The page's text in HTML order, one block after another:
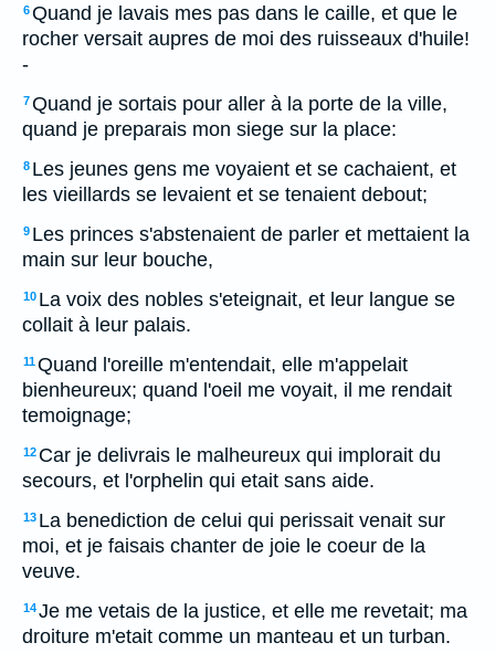
6Quand je lavais mes pas dans le caille, et que le
rocher versait aupres de moi des ruisseaux d'huile!
-
7Quand je sortais pour aller à la porte de la ville,
quand je preparais mon siege sur la place:
8 Les jeunes gens me voyaient et se cachaient, et
les vieillards se levaient et se tenaient debout;
9 Les princes s'abstenaient de parler et mettaient la
main sur leur bouche,
10 La voix des nobles s'eteignait, et leur langue se
collait à leur palais.
11Quand l'oreille m'entendait, elle m'appelait
bienheureux; quand l'oeil me voyait, il me rendait
temoignage;
12 Car je delivrais le malheureux qui implorait du
secours, et l'orphelin qui etait sans aide.
13 La benediction de celui qui perissait venait sur
moi, et je faisais chanter de joie le coeur de la
veuve.
14Je me vetais de la justice, et elle me revetait; ma
droiture m'etait comme un manteau et un turban.